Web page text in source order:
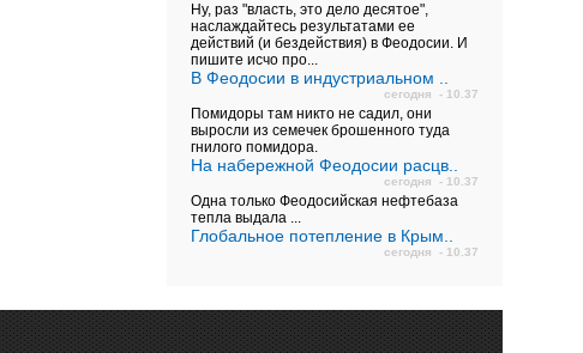
Ну, раз "власть, это дело десятое",
наслаждайтесь результатами ее
действий (и бездействия) в Феодосии. И
пишите исчо про...
В Феодосии в индустриальном ..
сегодня - 10.37
Помидоры там никто не садил, они
выросли из семечек брошенного туда
гнилого помидора.
На набережной Феодосии расцв..
сегодня - 10.37
Одна только Феодосийская нефтебаза
тепла выдала ...
Глобальное потепление в Крым..
сегодня - 10.37